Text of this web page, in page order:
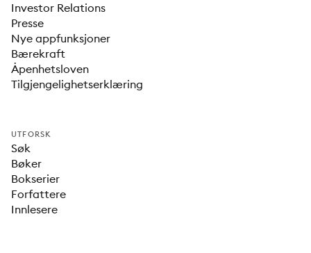
Investor Relations
Presse
Nye appfunksjoner
Bærekraft
Åpenhetsloven
Tilgjengelighetserklæring
UTFORSK
Søk
Bøker
Bokserier
Forfattere
Innlesere